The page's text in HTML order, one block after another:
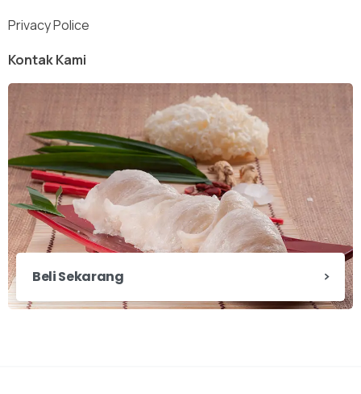
Privacy Police
Kontak Kami
Beli Sekarang